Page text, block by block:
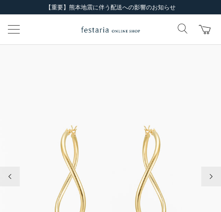
【重要】熊本地震に伴う配送への影響のお知らせ